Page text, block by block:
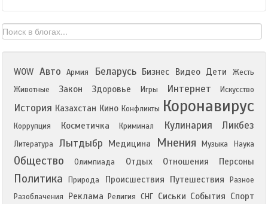
WOW Авто Армия Беларусь Бизнес Видео Дети
Жесть
Животные
Закон Здоровье Игры Интернет Искусство
История Казахстан Кино Конфликты Коронавирус
Коррупция Косметичка Криминал Кулинария Ликбез
Литература Лытдыбр Медицина Мнения Музыка Наука
Общество Олимпиада Отдых Отношения Персоны
Политика Природа Происшествия Путешествия
Разное
Разоблачения
Реклама Религия СНГ Сиськи События Спорт